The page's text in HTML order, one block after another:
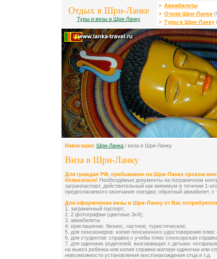
Отдых в Шри-Ланке
Туры и визы в Шри-Ланку
Авиабилеты
Отели Шри-Ланки
Туры в Шри-Ланку
Навигация: Шри-Ланка / виза в Шри-Ланку
Виза в Шри-Ланку
Для граждан РФ, пребывание на Шри-Ланке сроком
безвизовое! Необходимые документы на пограничном
загранпаспорт, действительный как минимум в течении 1-
предполагаемого окончания поездки; обратный авиабилет,
Для оформления визы в Шри-Ланку от Вас
1. заграничный паспорт;
2. 2 фотографии (цветные 3х4);
3. авиабилеты
4. приглашение: бизнес, частное, туристическое;
5. для пенсионеров: копия пенсионного удостоверения плюс
6. для студентов: справка с учебы плюс спонсорская
7. для одиноких родителей, выезжающих с детьми:
на вывоз ребенка или копия справки матери-одиночки или
невозможности установления местонахождения отца и т.д.